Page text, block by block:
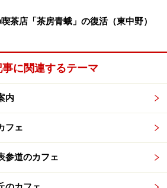
茶店「茶房青蛾」の復活（東中野）
事に関連するテーマ
内
フェ
参道のカフェ